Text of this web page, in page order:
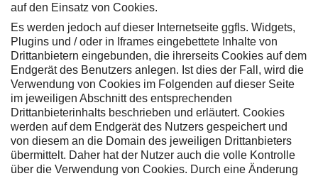
auf den Einsatz von Cookies.
Es werden jedoch auf dieser Internetseite ggfls. Widgets,
Plugins und / oder in Iframes eingebettete Inhalte von
Drittanbietern eingebunden, die ihrerseits Cookies auf dem
Endgerät des Benutzers anlegen. Ist dies der Fall, wird die
Verwendung von Cookies im Folgenden auf dieser Seite
im jeweiligen Abschnitt des entsprechenden
Drittanbieterinhalts beschrieben und erläutert. Cookies
werden auf dem Endgerät des Nutzers gespeichert und
von diesem an die Domain des jeweiligen Drittanbieters
übermittelt. Daher hat der Nutzer auch die volle Kontrolle
über die Verwendung von Cookies. Durch eine Änderung